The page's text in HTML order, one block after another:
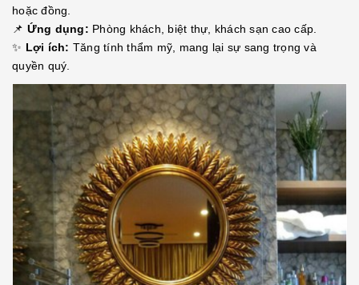
hoặc đồng.
📌 Ứng dụng: Phòng khách, biệt thự, khách sạn cao cấp.
✨ Lợi ích: Tăng tính thẩm mỹ, mang lại sự sang trọng và
quyền quý.